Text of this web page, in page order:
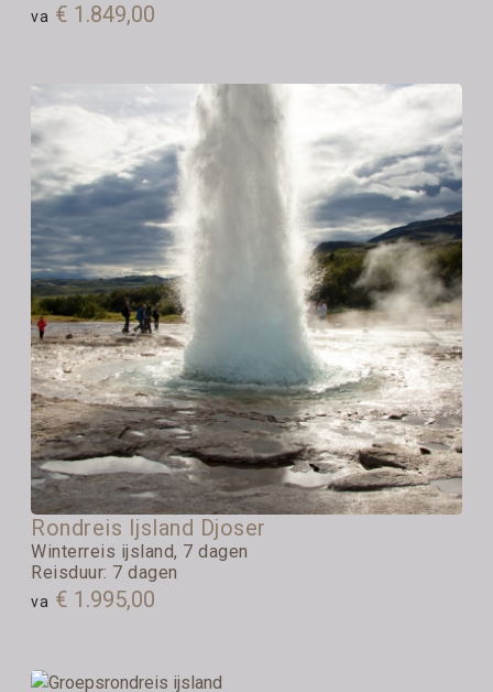
va € 1.849,00
Rondreis Ijsland Djoser
Winterreis ijsland, 7 dagen
Reisduur: 7 dagen
va € 1.995,00